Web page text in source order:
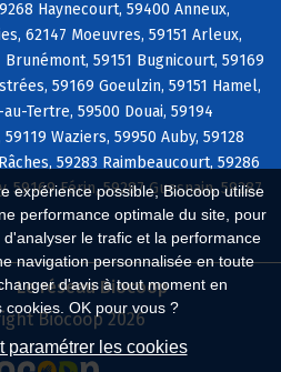
expérience possible, Biocoop utilise
performance optimale du site, pour
le trafic et la performance
navigation personnalisée en toute
d'avis à tout moment en
cookies. OK pour vous ?
paramétrer les cookies
Haynecourt, 59400 Anneux,
62147 Moeuvres, 59151 Arleux,
Brunémont, 59151 Bugnicourt, 59169
59169 Goeulzin, 59151 Hamel,
Tertre, 59500 Douai, 59194
Waziers, 59950 Auby, 59128
59283 Raimbeaucourt, 59286
59169 Férin, 59287 Guesnain, 59287
Le réseau Biocoop
Biocoop 2026